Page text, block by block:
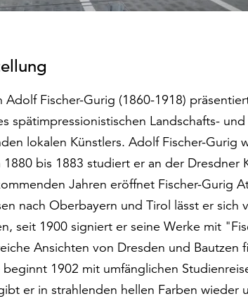
Fischer-Gurig (1860-1918)
spätimpressionistischen Landschafts-
lokalen Künstlers. Adolf Fischer-Gurig
bis 1883 studiert er an der Dresdner
Jahren eröffnet Fischer-Gurig
nach Oberbayern und Tirol lässt er sich
seit 1900 signiert er seine Werke mit
Ansichten von Dresden und Bautzen
1902 mit umfänglichen
er in strahlenden hellen Farben wieder